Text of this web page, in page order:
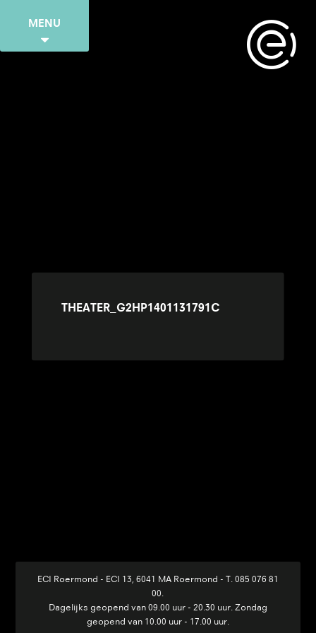
MENU
THEATER_G2HP1401131791C
ECI Roermond - ECI 13, 6041 MA Roermond - T. 085 076 81
00
Dagelijks geopend van 09.00 uur - 20.30 uur. Zondag
geopend van 10.00 uur - 17.00 uur.